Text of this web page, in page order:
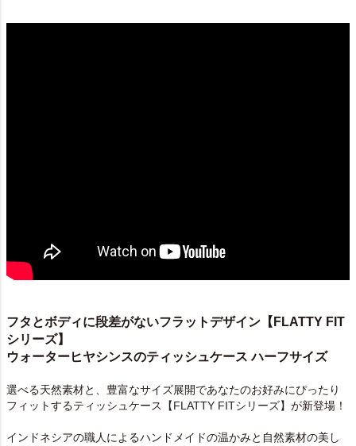
フタとボディに段差がないフラットデザイン【FLATTY FIT
シリーズ】
ウォーターヒヤシンスのティッシュケース ハーフサイズ
選べる天然素材と、豊富なサイズ展開であなたのお好みにぴったり
フィットするティッシュケース
【FLATTY FITシリーズ】 が新登場！
インドネシアの職人によるハンドメイドの温かみと自然素材の美し